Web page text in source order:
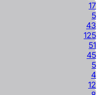
17
5
43
125
51
45
5
4
12